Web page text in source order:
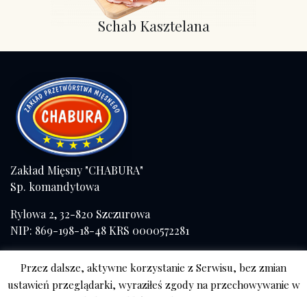
Schab Kasztelana
Zakład Mięsny "CHABURA"
Sp. komandytowa
Rylowa 2, 32-820 Szczurowa
NIP: 869-198-18-48 KRS 0000572281
kom. 508 056 084
Przez dalsze, aktywne korzystanie z Serwisu, bez zmian
ustawień przeglądarki, wyraziłeś zgody na przechowywanie w